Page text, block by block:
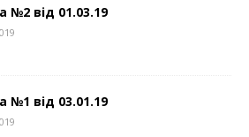
№2 від 01.03.19
№1 від 03.01.19